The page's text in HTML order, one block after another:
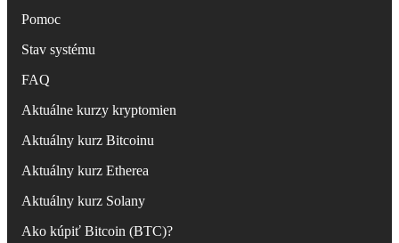
Pomoc
Stav systému
FAQ
Aktuálne kurzy kryptomien
Aktuálny kurz Bitcoinu
Aktuálny kurz Etherea
Aktuálny kurz Solany
Ako kúpiť Bitcoin (BTC)?